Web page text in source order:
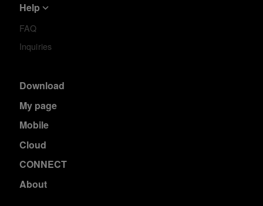
Help
FAQ
Inquiries
Download
My page
Mobile
Cloud
CONNECT
About